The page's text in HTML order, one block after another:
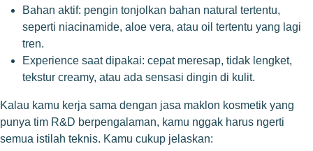
Bahan aktif: pengin tonjolkan bahan natural tertentu,
seperti niacinamide, aloe vera, atau oil tertentu yang lagi
tren.
Experience saat dipakai: cepat meresap, tidak lengket,
tekstur creamy, atau ada sensasi dingin di kulit.
Kalau kamu kerja sama dengan jasa maklon kosmetik yang
punya tim R&D berpengalaman, kamu nggak harus ngerti
semua istilah teknis. Kamu cukup jelaskan: